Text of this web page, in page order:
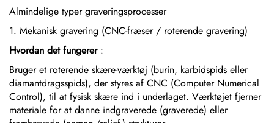
Almindelige typer graveringsprocesser
1. Mekanisk gravering (CNC-fræser / roterende gravering)
Hvordan det fungerer :
Bruger et roterende skære-værktøj (burin, karbidspids eller
diamantdragsspids), der styres af CNC (Computer Numerical
Control), til at fysisk skære ind i underlaget. Værktøjet fjerner
materiale for at danne indgraverede (graverede) eller